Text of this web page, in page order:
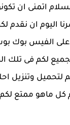
اتمنى ان
اليوم ان نقدم
على الفيس
لكم فى تلك
لتحميل وتنزيل
كل ماهو ممتع